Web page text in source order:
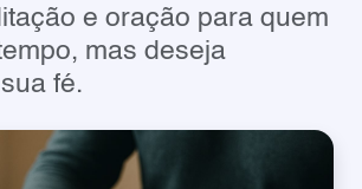
e oração para quem
mas deseja
fé.